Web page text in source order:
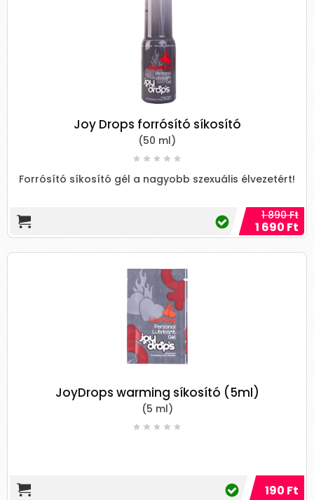
Joy Drops forrósító síkosító
(50 ml)
Forrósító síkosító gél a nagyobb szexuális élvezetért!
1 890 Ft
1 690 Ft
JoyDrops warming síkosító (5ml)
(5 ml)
190 Ft